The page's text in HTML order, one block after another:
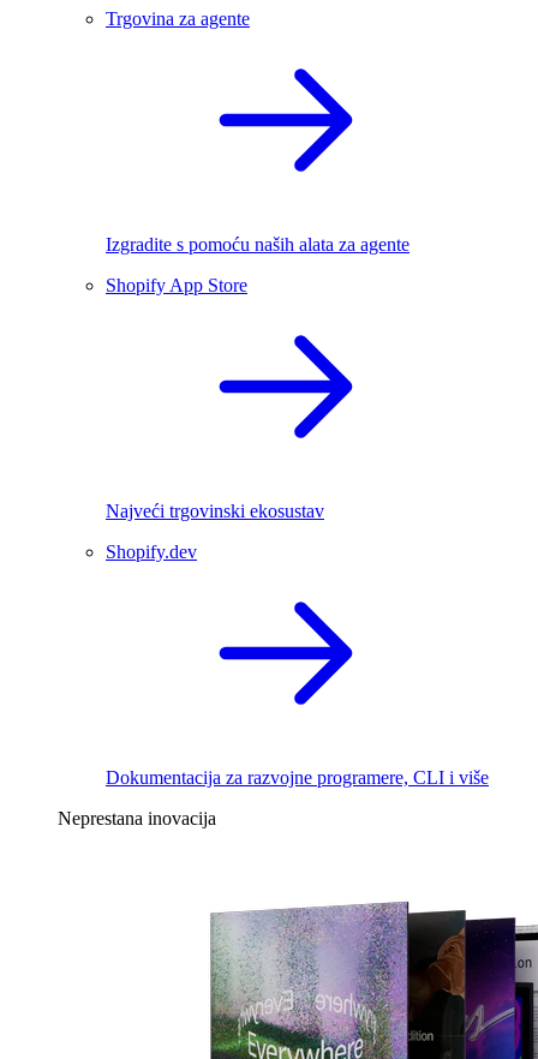
Trgovina za agente
Izgradite s pomoću naših alata za agente
Shopify App Store
Najveći trgovinski ekosustav
Shopify.dev
Dokumentacija za razvojne programere, CLI i više
Neprestana inovacija